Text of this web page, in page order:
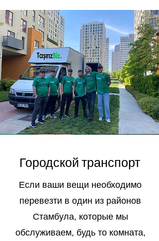
Городской транспорт
Если ваши вещи необходимо
перевезти в один из районов
Стамбула, которые мы
обслуживаем, будь то комната,